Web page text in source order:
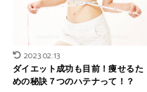
2023.02.13
ダイエット成功も目前！痩せるた
めの秘訣７つのハテナって！？